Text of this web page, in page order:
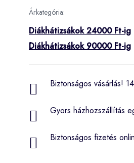
Árkategória:
Diákhátizsákok 24000 Ft-ig
Diákhátizsákok 90000 Ft-ig
Biztonságos vásárlás!
Gyors házhozszállítás
Biztonságos fizetés